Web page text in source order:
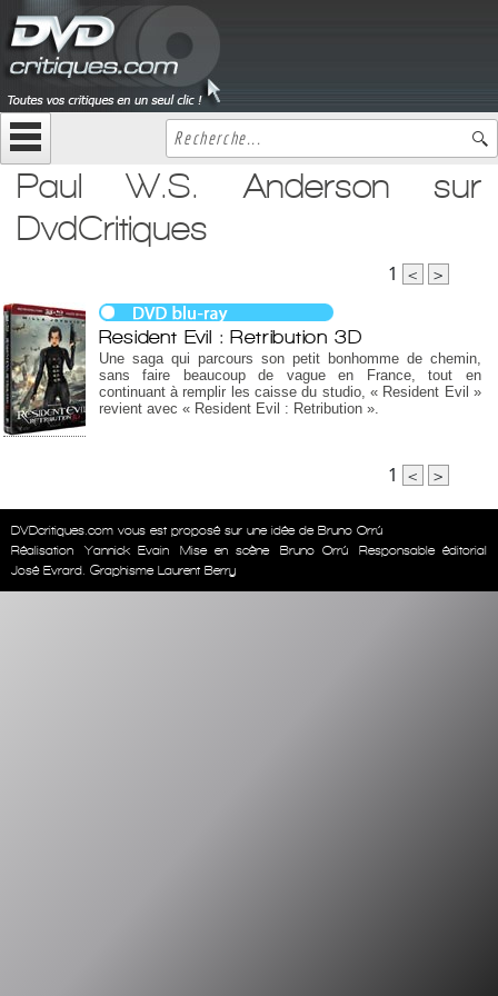
Paul W.S. Anderson sur
DvdCritiques
1 < >
Resident Evil : Retribution 3D
Une saga qui parcours son petit bonhomme de chemin,
sans faire beaucoup de vague en France, tout en
continuant à remplir les caisse du studio, « Resident Evil »
revient avec « Resident Evil : Retribution ».
1 < >
DVDcritiques.com vous est proposé sur une idée de Bruno Orrú
Réalisation
Yannick Evain Mise en scène Bruno Orrú
Responsable éditorial
José Evrard. Graphisme Laurent Berry